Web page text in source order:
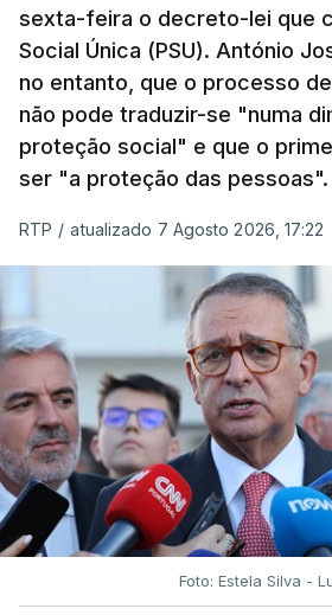
sexta-feira o decreto-lei que
Social Única (PSU). António
no entanto, que o processo
não pode traduzir-se "numa
proteção social" e que o
ser "a proteção das pessoas".
RTP / atualizado 7 Agosto 2026, 17:22
Foto: Estela Silva -